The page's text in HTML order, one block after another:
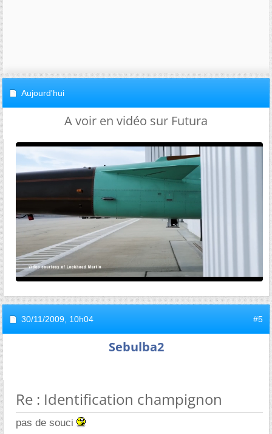
Aujourd'hui
A voir en vidéo sur Futura
30/11/2009, 10h04 #5
Sebulba2
Re : Identification champignon
pas de souci